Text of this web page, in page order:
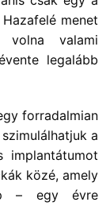
menet
volna valami
legalább
forradalmian
a
implantátumot
közé, amely
– egy évre